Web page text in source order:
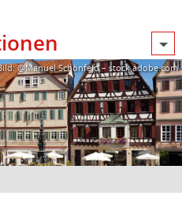
@Manuel Schönfeld – stock.adobe.com